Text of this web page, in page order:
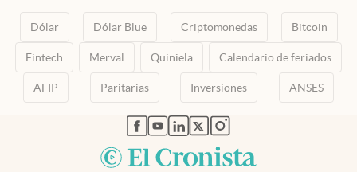
Dólar Dólar Blue Criptomonedas Bitcoin
Fintech Merval Quiniela Calendario de feriados
AFIP Paritarias Inversiones ANSES
abre en nueva pestaña
abre en nueva pestaña
abre en nueva pestaña
abre en nueva pestaña
abre en nueva pestaña